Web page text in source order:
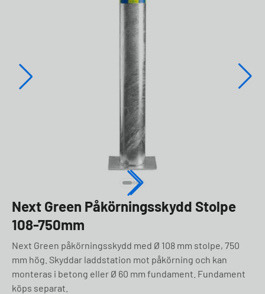
Next Green Påkörningsskydd Stolpe
108-750mm
Next Green påkörningsskydd med Ø 108 mm stolpe, 750
mm hög. Skyddar laddstation mot påkörning och kan
monteras i betong eller Ø 60 mm fundament. Fundament
köps separat.